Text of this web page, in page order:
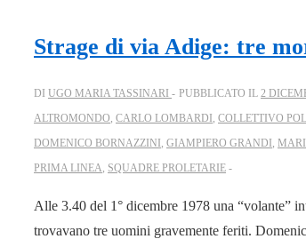
Strage di via Adige: tre
DI UGO MARIA TASSINARI PUBBLICATO IL 2
ALTROMONDO, CARLO LOMBARDI , COLLETTIVO
DOMENICO BORNAZZINI , GIAMPIERO GRANDI ,
PRIMA LINEA, SQUADRE PROLETARIE
Alle 3.40 del 1° dicembre 1978 una “volante”
trovavano tre uomini gravemente feriti.